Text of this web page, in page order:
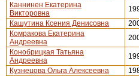
Каннинен Екатерина
Викторовна
Кашутина Ксения Денисовна
Комракова Екатерина
Андреевна
Конобрицкая Татьяна
Андреевна
Кузнецова Ольга Алексеевна